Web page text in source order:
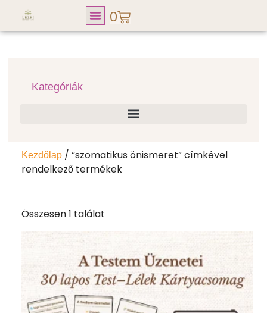
0
Kategóriák
Kezdőlap / “szomatikus önismeret” címkével
rendelkező termékek
Összesen 1 találat